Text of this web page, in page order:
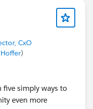
CxO
)
five simply ways to
even more